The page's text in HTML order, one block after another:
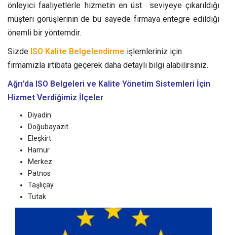
önleyici faaliyetlerle hizmetin en üst seviyeye çıkarıldığı
müşteri görüşlerinin de bu sayede firmaya entegre edildiği
önemli bir yöntemdir.
Sizde ISO Kalite Belgelendirme işlemleriniz için
firmamızla irtibata geçerek daha detaylı bilgi alabilirsiniz.
Ağrı’da ISO Belgeleri ve Kalite Yönetim Sistemleri İçin
Hizmet Verdiğimiz İlçeler
Diyadin
Doğubayazıt
Eleşkirt
Hamur
Merkez
Patnos
Taşlıçay
Tutak